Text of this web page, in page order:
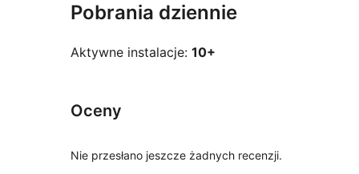
Pobrania dziennie
Aktywne instalacje: 10+
Oceny
Nie przesłano jeszcze żadnych recenzji.